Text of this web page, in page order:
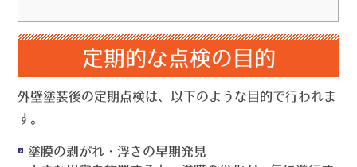
定期的な点検の目的
外壁塗装後の定期点検は、以下のような目的で行われま
す。
塗膜の剥がれ・浮きの早期発見